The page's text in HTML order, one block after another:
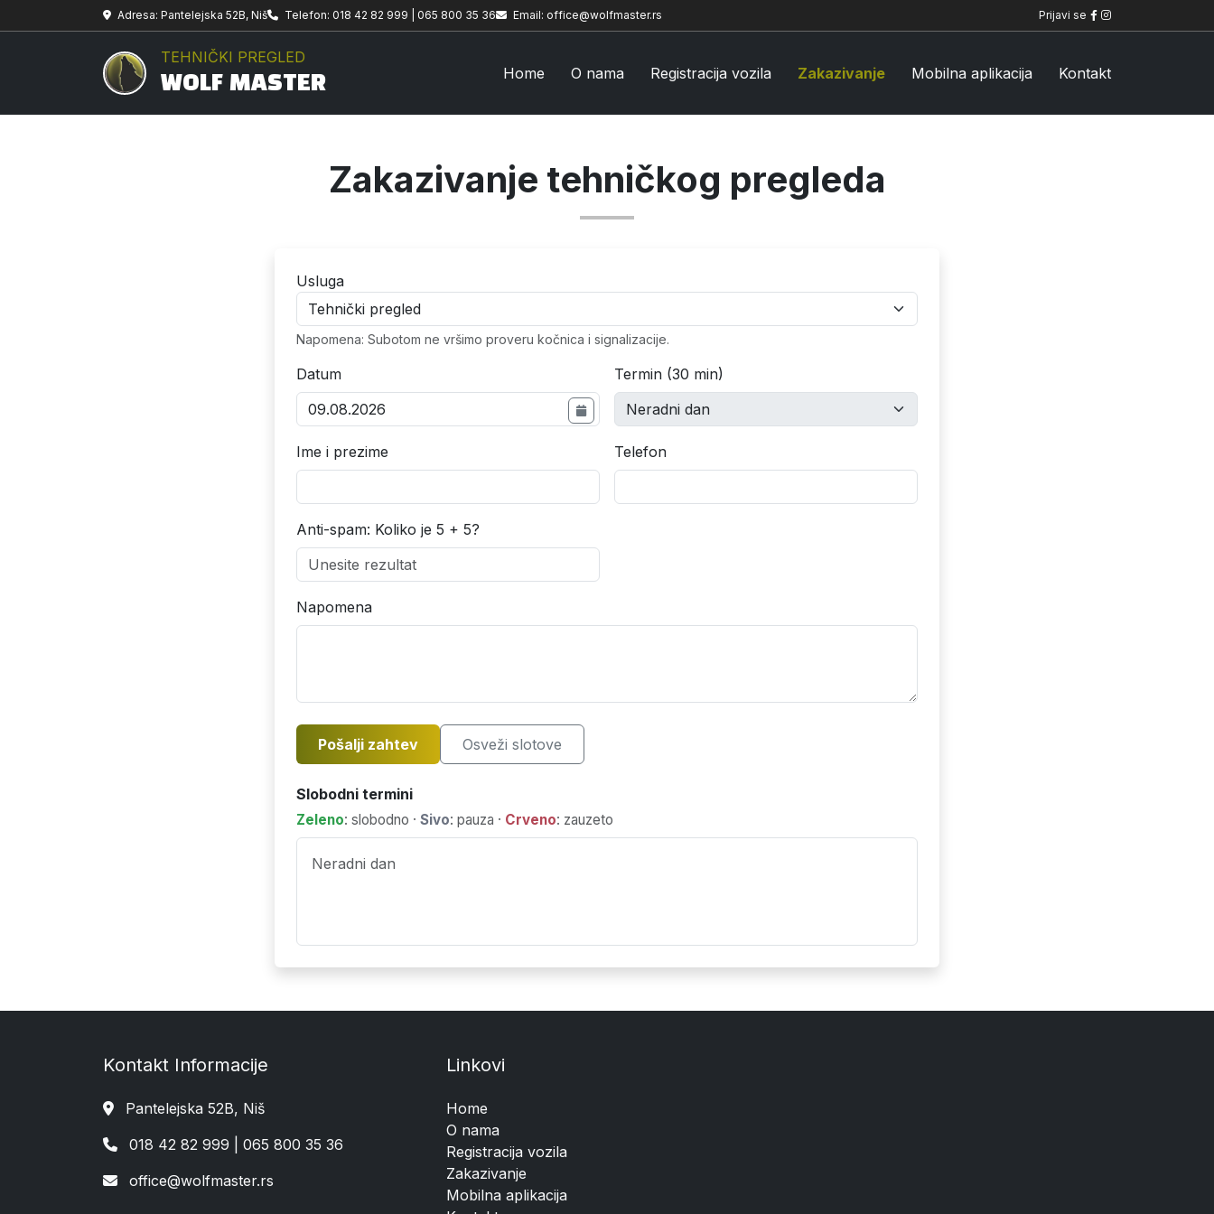
Adresa: Pantelejska 52B, Niš Telefon: 018 42 82 999 | 065 800 35 36 Email: office@wolfmaster.rs Prijavi se
TEHNIČKI PREGLED
WOLF MASTER Home O nama Registracija vozila Zakazivanje Mobilna aplikacija Kontakt
Zakazivanje tehničkog pregleda
Usluga
Napomena: Subotom ne vršimo proveru kočnica i signalizacije.
Datum Termin (30 min)
Ime i prezime Telefon
Anti-spam: Koliko je 5 + 5?
Napomena
Pošalji zahtev Osveži slotove
Slobodni termini
Zeleno: slobodno · Sivo: pauza · Crveno: zauzeto
Neradni dan
Kontakt Informacije
Pantelejska 52B, Niš
018 42 82 999 | 065 800 35 36
office@wolfmaster.rs
Linkovi
Home
O nama
Registracija vozila
Zakazivanje
Mobilna aplikacija